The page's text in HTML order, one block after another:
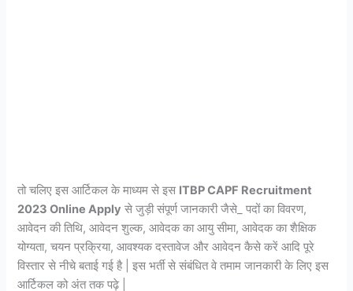
तो चलिए इस आर्टिकल के माध्यम से इस ITBP CAPF Recruitment
2023 Online Apply से जुड़ी संपूर्ण जानकारी जैसे_ पदों का विवरण,
आवेदन की तिथि, आवेदन शुल्क, आवेदक का आयु सीमा, आवेदक का शैक्षिक
योग्यता, चयन प्रक्रिया, आवश्यक दस्तावेज और आवेदन कैसे करें आदि पूरे
विस्तार से नीचे बताई गई है | इस भर्ती से संबंधित वे तमाम जानकारी के लिए इस
आर्टिकल को अंत तक पढ़े |